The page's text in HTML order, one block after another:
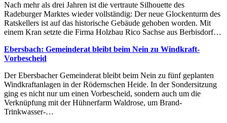
Nach mehr als drei Jahren ist die vertraute Silhouette des
Radeburger Marktes wieder vollständig: Der neue Glockenturm des
Ratskellers ist auf das historische Gebäude gehoben worden. Mit
einem Kran setzte die Firma Holzbau Rico Sachse aus Berbisdorf…
Ebersbach: Gemeinderat bleibt beim Nein zu Windkraft-
Vorbescheid
Der Ebersbacher Gemeinderat bleibt beim Nein zu fünf geplanten
Windkraftanlagen in der Rödernschen Heide. In der Sondersitzung
ging es nicht nur um einen Vorbescheid, sondern auch um die
Verknüpfung mit der Hühnerfarm Waldrose, um Brand-
Trinkwasser-…